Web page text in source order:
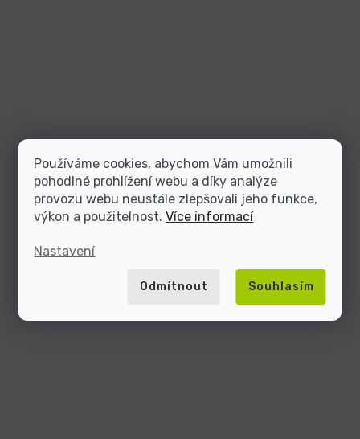
Používáme cookies, abychom Vám umožnili
pohodlné prohlížení webu a díky analýze
provozu webu neustále zlepšovali jeho funkce,
výkon a použitelnost.Více informací
Nastavení
Odmítnout Souhlasím